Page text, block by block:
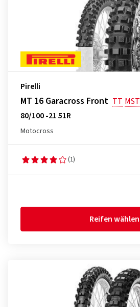
Pirelli
MT 16 Garacross Front TT MST
80/100 -21 51R
Motocross
(1)
Reifen wählen